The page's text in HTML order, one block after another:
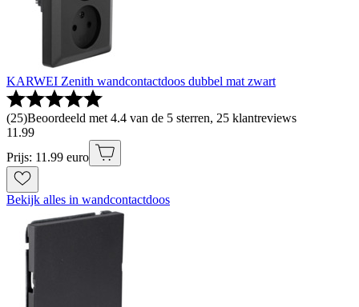
KARWEI Zenith wandcontactdoos dubbel mat zwart
(25)Beoordeeld met 4.4 van de 5 sterren, 25 klantreviews
11 .99
Prijs: 11.99 euro
Bekijk alles in wandcontactdoos